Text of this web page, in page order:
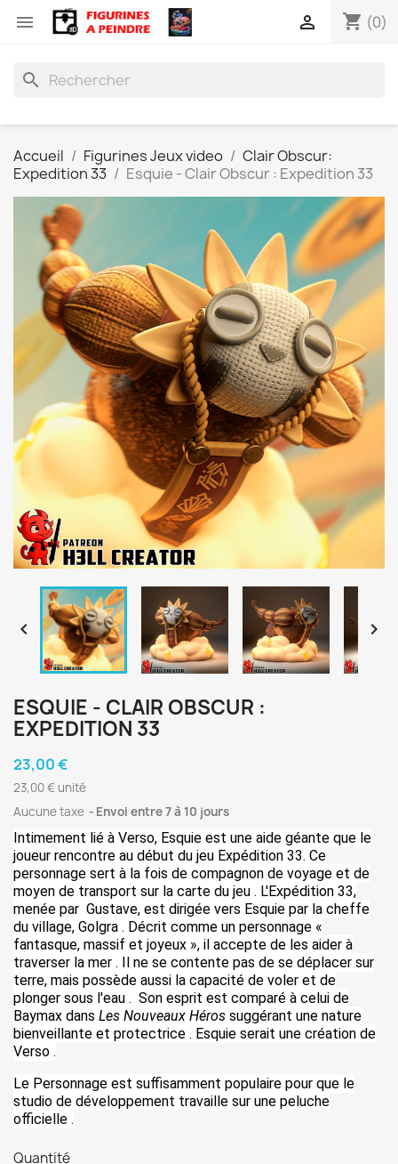
 shopping_cart (0)

search
Accueil Figurines Jeux video
Clair Obscur:
Expedition 33
Esquie - Clair Obscur : Expedition 33
 
ESQUIE - CLAIR OBSCUR :
EXPEDITION 33
23,00 €
23,00 € unité
Aucune taxe
Envoi entre 7 à 10 jours
Intimement lié à Verso, Esquie est une aide géante que le
joueur rencontre au début du jeu Expédition 33. Ce
personnage sert à la fois de compagnon de voyage et de
moyen de transport sur la carte du jeu . L'Expédition 33,
menée par Gustave, est dirigée vers Esquie par la cheffe
du village, Golgra . Décrit comme un personnage «
fantasque, massif et joyeux », il accepte de les aider à
traverser la mer . Il ne se contente pas de se déplacer sur
terre, mais possède aussi la capacité de voler et de
plonger sous l'eau . Son esprit est comparé à celui de
Baymax dans Les Nouveaux Héros suggérant une nature
bienveillante et protectrice . Esquie serait une création de
Verso .
Le Personnage est suffisamment populaire pour que le
studio de développement travaille sur une peluche
officielle .
Quantité